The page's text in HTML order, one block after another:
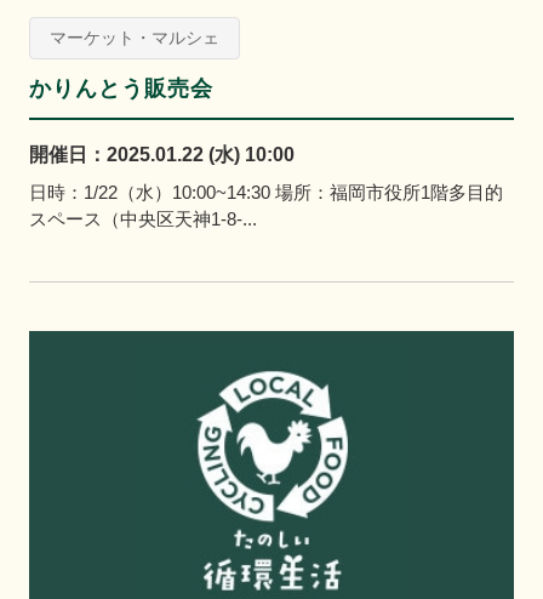
マーケット・マルシェ
かりんとう販売会
開催日：2025.01.22 (水) 10:00
日時：1/22（水）10:00~14:30 場所：福岡市役所1階多目的
スペース（中央区天神1-8-...